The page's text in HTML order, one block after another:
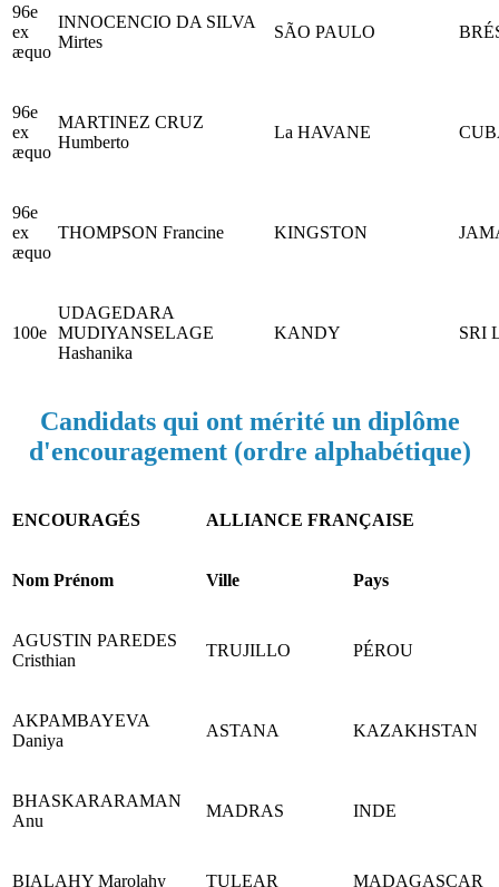
96e
ex
æquo
INNOCENCIO DA SILVA
Mirtes
SÃO PAULO
96e
ex
æquo
MARTINEZ CRUZ
Humberto
La HAVANE
96e
ex
æquo
THOMPSON Francine KINGSTON
100e
UDAGEDARA
MUDIYANSELAGE
Hashanika
KANDY SRI
Candidats qui ont mérité un diplôme
d'encouragement (ordre alphabétique)
ENCOURAGÉS ALLIANCE FRANÇAISE
Nom Prénom Ville Pays
AGUSTIN PAREDES
Cristhian
TRUJILLO PÉROU
AKPAMBAYEVA
Daniya
ASTANA KAZAKHSTAN
BHASKARARAMAN
Anu
MADRAS INDE
BIALAHY Marolahy TULEAR MADAGASCAR